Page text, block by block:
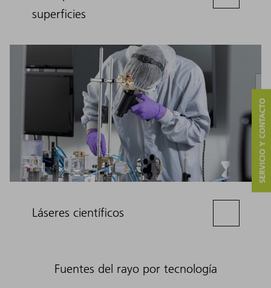
superficies
Láseres científicos
Fuentes del rayo por tecnología
SERVICIO Y CONTACTO